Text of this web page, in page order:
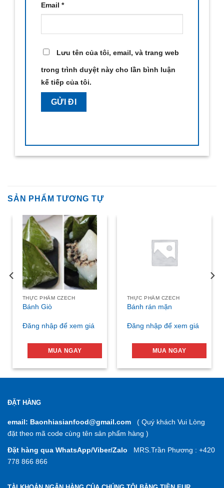
Email *
Lưu tên của tôi, email, và trang web
trong trình duyệt này cho lần bình luận
kế tiếp của tôi.
SẢN PHẨM TƯƠNG TỰ
THỰC PHẨM CZECH
Bánh Giò
Đăng nhập để xem giá
MUA NGAY
THỰC PHẨM CZECH
Bánh rán mặn
Đăng nhập để xem giá
MUA NGAY
ĐẶT HÀNG
email: Baonhiasianfood@gmail.com ( Quý khách Vui Lòng
đặt theo mã code cùng tên sản phẩm hàng )
Đặt hàng qua WhatsApp/Viber/Zalo MRS.Trần Phương : +420
778 866 866